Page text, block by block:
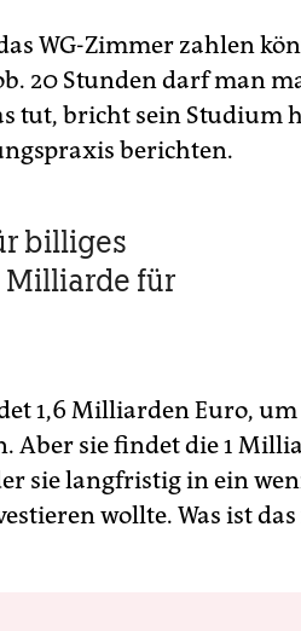
WG-Zimmer zahlen
20 Stunden darf man
tut, bricht sein Studium
berichten.
billiges
Milliarde für
1,6 Milliarden Euro,
Aber sie findet die 1
sie langfristig in ein
wollte. Was ist